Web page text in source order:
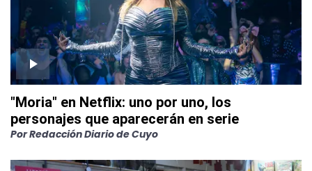
"Moria" en Netflix: uno por uno, los
personajes que aparecerán en serie
PorRedacción Diario de Cuyo